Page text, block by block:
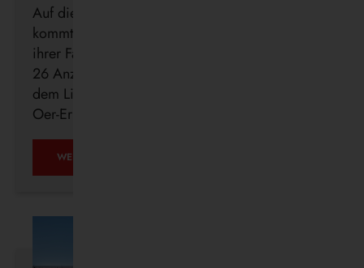
Auf die Minute genau wissen, wann der Bus
kommt: Die Vestische forciert die Digitalisierung
ihrer Fahrgastinformation mit der Installation von
26 Anzeigern der neuen DFI light-Systeme auf
dem Linienweg des SB24 in Recklinghausen,
Oer-Erkenschwick, Datteln und Waltrop.
WEITERLESEN …